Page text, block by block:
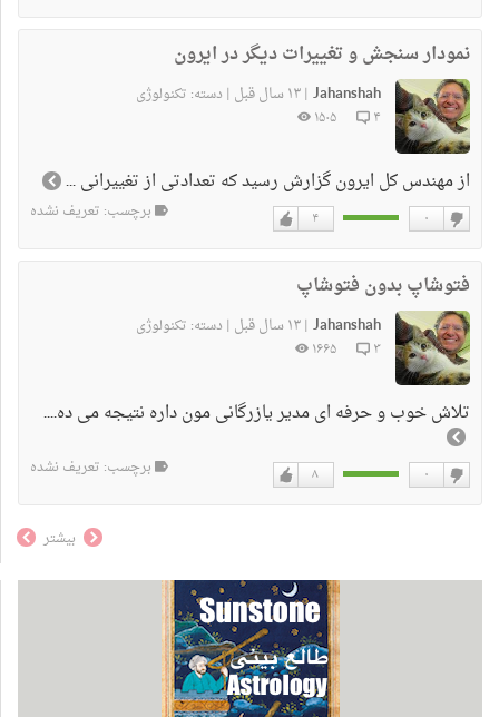
نمودار سنجش و تغییرات دیگر در ایرون
Jahanshah
|۱۳ سال قبل | دسته: تکنولوژی
۴
۱۵۰۵
از مهندس کل ایرون گزارش رسید که تعدادتی از تغییرانی ...
۴ ۰ برچسب: تعریف نشده
فتوشاپ بدون فتوشاپ
Jahanshah
|۱۳ سال قبل | دسته: تکنولوژی
۳
۱۶۶۵
تلاش خوب و حرفه ای مدیر یازرگانی مون داره نتیجه می ده....
۸ ۰ برچسب: تعریف نشده
بیشتر